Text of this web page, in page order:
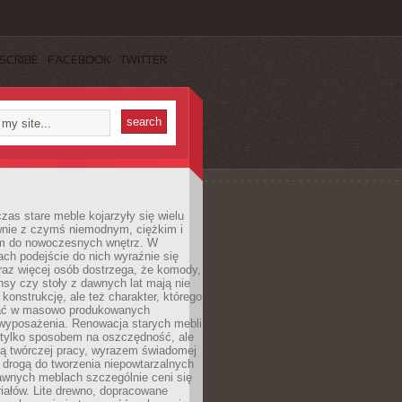
FACEBOOK TWITTER
stare meble kojarzyły się wielu
z czymś niemodnym, ciężkim i
do nowoczesnych wnętrz. W
podejście do nich wyraźnie się
więcej osób dostrzega, że komody,
czy stoły z dawnych lat mają nie
ale też charakter, którego
w masowo produkowanych
Renowacja starych mebli
sposobem na oszczędność, ale
twórczej pracy, wyrazem świadomej
do tworzenia niepowtarzalnych
meblach szczególnie ceni się
Lite drewno, dopracowane